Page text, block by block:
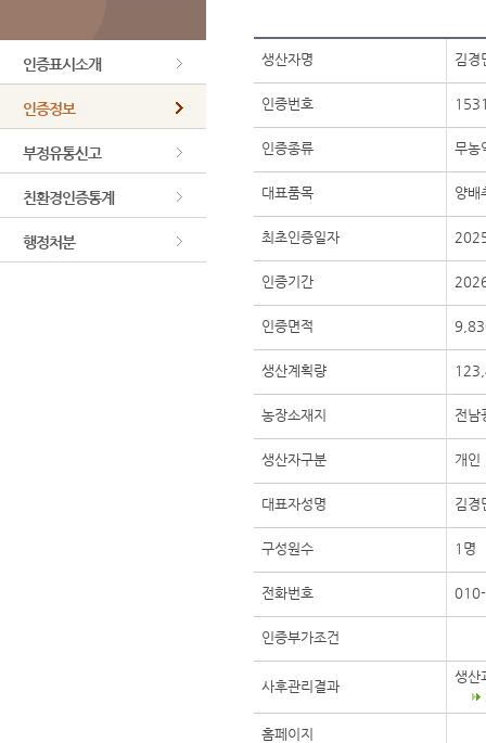
인증표시소개
인증정보
부정유통신고
친환경인증통계
행정처분
생산자명 김경
인증번호
인증종류 무농
대표품목 양배
최초인증일자
인증기간
인증면적
생산계획량
농장소재지 전남
생산자구분 개인
대표자성명 김경
구성원수 1명
전화번호
인증부가조건
사후관리결과
생산
홈페이지